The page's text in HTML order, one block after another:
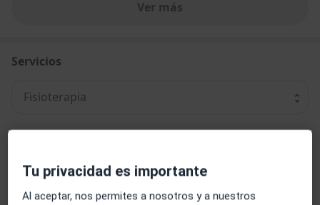
Ver más
Servicios
Fisioterapia
Desde 49 €
DetallesVisita Fisioterapia
Tu privacidad es importante
Al aceptar, nos permites a nosotros y a nuestros